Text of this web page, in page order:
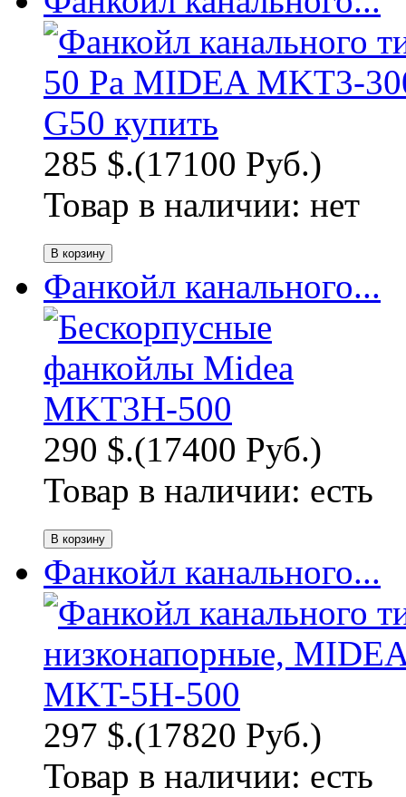
285 $.(17100 Руб.)
Товар в наличии: нет
Фанкойл канального...
290 $.(17400 Руб.)
Товар в наличии: есть
Фанкойл канального...
297 $.(17820 Руб.)
Товар в наличии: есть